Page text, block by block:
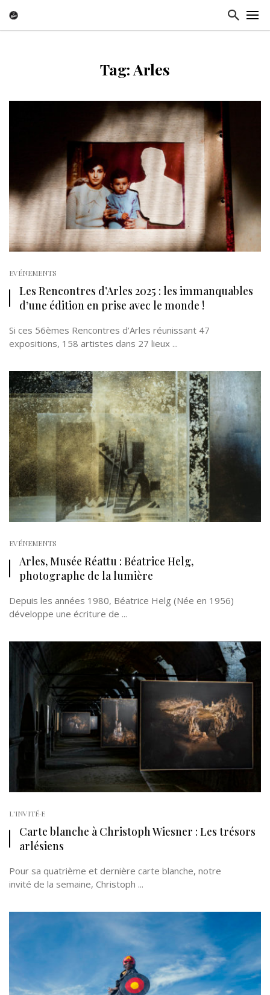
Tag: Arles
EVÉNEMENTS
Les Rencontres d’Arles 2025 : les immanquables
d’une édition en prise avec le monde !
Si ces 56èmes Rencontres d’Arles réunissant 47
expositions, 158 artistes dans 27 lieux ...
EVÉNEMENTS
Arles, Musée Réattu : Béatrice Helg,
photographe de la lumière
Depuis les années 1980, Béatrice Helg (Née en 1956)
développe une écriture de ...
L'INVITÉ·E
Carte blanche à Christoph Wiesner : Les trésors
arlésiens
Pour sa quatrième et dernière carte blanche, notre
invité de la semaine, Christoph ...